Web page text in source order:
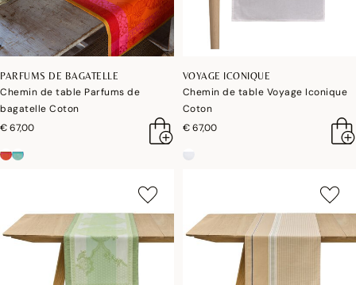
PARFUMS DE BAGATELLE
Chemin de table Parfums de
bagatelle Coton
€ 67,00
VOYAGE ICONIQUE
Chemin de table Voyage Iconique
Coton
€ 67,00